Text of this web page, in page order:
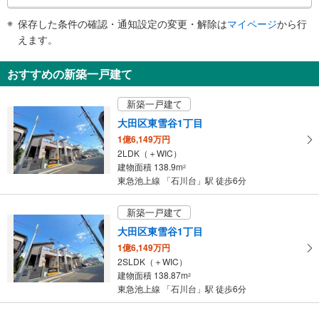
・点字運賃表
・点字シール
知
を
け
取
る
・
条
マ
イ
ペ
ー
ジ
保存した条件の確認・通知設定の変更・解除はマイページから行
えます。
おすすめの新築一戸建て
新築一戸建て
大田区東雪谷1丁目
1億6,149万円
2LDK（＋WIC）
建物面積 138.9m2
東急池上線 「石川台」駅 徒歩6分
新築一戸建て
大田区東雪谷1丁目
1億6,149万円
2SLDK（＋WIC）
建物面積 138.87m2
東急池上線 「石川台」駅 徒歩6分